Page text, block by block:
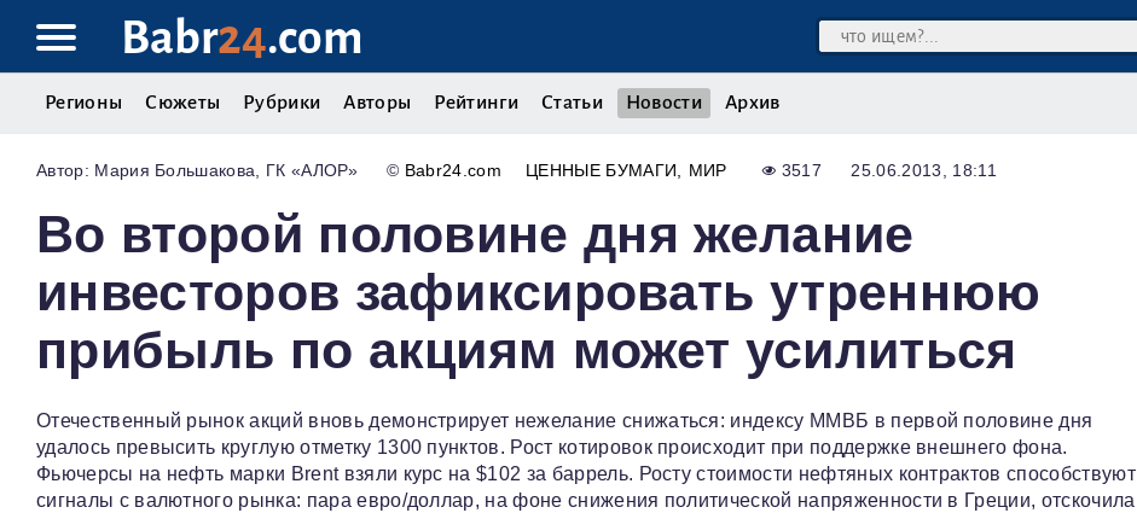
Babr24.com
Регионы Сюжеты Рубрики Авторы Рейтинги Статьи Новости Архив
Мария Большакова, ГК «АЛОР» © Babr24.com ЦЕННЫЕ БУМАГИ МИР 3517 25.06.2013, 18:11
Во второй половине дня желание
инвесторов зафиксировать утреннюю
прибыль по акциям может усилиться
Отечественный рынок акций вновь демонстрирует нежелание снижаться: индексу ММВБ в первой половине дня
удалось превысить круглую отметку 1300 пунктов. Рост котировок происходит при поддержке внешнего фона.
Фьючерсы на нефть марки Brent взяли курс на $102 за баррель. Росту стоимости нефтяных контрактов способствуют
сигналы с валютного рынка: пара евро/доллар, на фоне снижения политической напряженности в Греции, отскочила